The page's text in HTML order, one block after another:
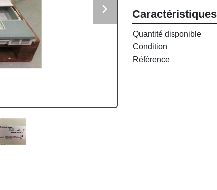
Caractéristiques
Quantité disponible
Condition
Référence